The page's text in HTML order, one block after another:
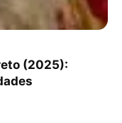
(2025):